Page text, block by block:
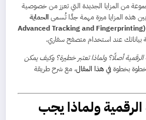
من المزايا الجديدة التي تعزز من خصوصية
هذه المزايا ميزة مهمة جدًا تُسمىالحماية
المتقدمة من التتبع والبصمة الرقمية (Advanced Tracking and Fingerprinting
بياناتك عند استخدام متصفح سفاري.
أصلًا؟ ولماذا تعتبر خطيرة؟ وكيف يمكن
بخطوةفي هذا المقال، مع شرح طريقة
ولماذا يجب